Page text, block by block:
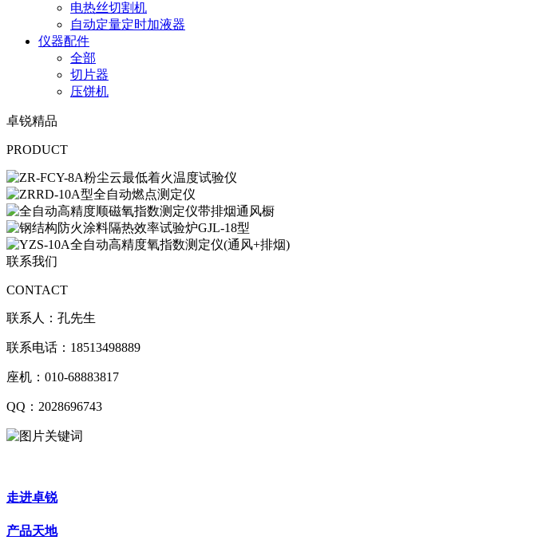
电热丝切割机
自动定量定时加液器
仪器配件
全部
切片器
压饼机
卓锐精品
PRODUCT
联系我们
CONTACT
联系人：孔先生
联系电话：18513498889
座机：010-68883817
QQ：2028696743
走进卓锐
产品天地